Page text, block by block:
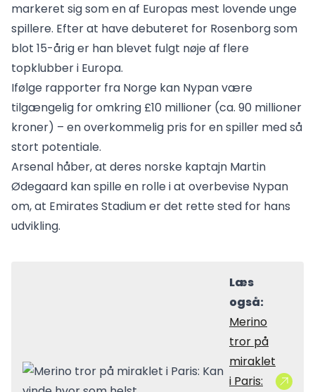
markeret sig som en af Europas mest lovende unge
spillere. Efter at have debuteret for Rosenborg som
blot 15-årig er han blevet fulgt nøje af flere
topklubber i Europa.
Ifølge rapporter fra Norge kan Nypan være
tilgængelig for omkring £10 millioner (ca. 90 millioner
kroner) – en overkommelig pris for en spiller med så
stort potentiale.
Arsenal håber, at deres norske kaptajn Martin
Ødegaard kan spille en rolle i at overbevise Nypan
om, at Emirates Stadium er det rette sted for hans
udvikling.
Læs
også:
Merino
tror på
miraklet
i Paris: